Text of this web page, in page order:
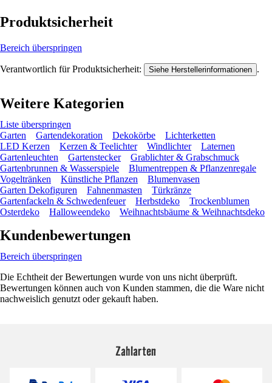
Produktsicherheit
Bereich überspringen
Verantwortlich für Produktsicherheit: Siehe Herstellerinformationen .
Weitere Kategorien
Liste überspringen
Garten
Gartendekoration Dekokörbe
Lichterketten
LED Kerzen
Kerzen & Teelichter Windlichter
Laternen
Gartenleuchten
Gartenstecker
Grablichter & Grabschmuck
Gartenbrunnen & Wasserspiele
Blumentreppen & Pflanzenregale
Vogeltränken
Künstliche Pflanzen
Blumenvasen
Garten Dekofiguren
Fahnenmasten
Türkränze
Gartenfackeln & Schwedenfeuer
Herbstdeko
Trockenblumen
Osterdeko
Halloweendeko Weihnachtsbäume & Weihnachtsdeko
Kundenbewertungen
Bereich überspringen
Die Echtheit der Bewertungen wurde von uns nicht überprüft.
Bewertungen können auch von Kunden stammen, die die Ware nicht
nachweislich genutzt oder gekauft haben.
Zahlarten